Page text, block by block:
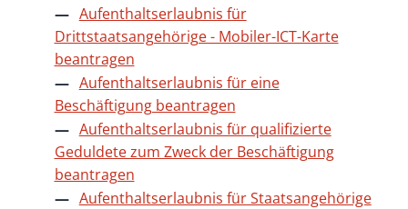
Aufenthaltserlaubnis für
Drittstaatsangehörige - Mobiler-ICT-Karte
beantragen
Aufenthaltserlaubnis für eine
Beschäftigung beantragen
Aufenthaltserlaubnis für qualifizierte
Geduldete zum Zweck der Beschäftigung
beantragen
Aufenthaltserlaubnis für Staatsangehörige